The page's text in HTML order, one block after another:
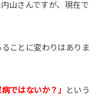
山さんですが、現在で
ことに変わりはありま
病ではないか？」
という